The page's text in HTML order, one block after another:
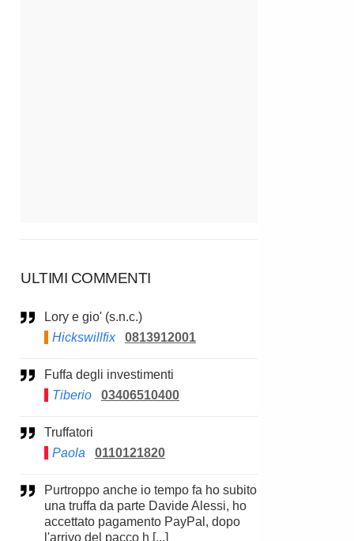
ULTIMI COMMENTI
Lory e gio' (s.n.c.)
Hickswillfix
0813912001
Fuffa degli investimenti
Tiberio
03406510400
Truffatori
Paola
0110121820
Purtroppo anche io tempo fa ho subito
una truffa da parte Davide Alessi, ho
accettato pagamento PayPal, dopo
l'arrivo del pacco h [...]